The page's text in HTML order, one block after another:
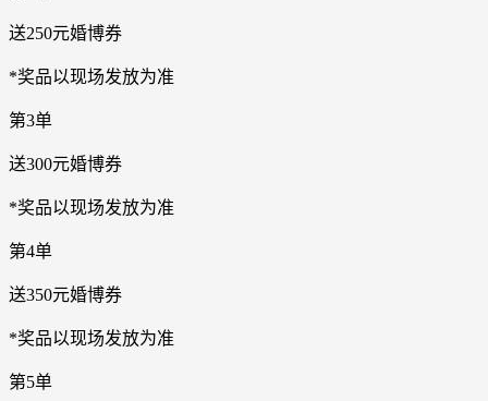
送250元婚博券
*奖品以现场发放为准
第3单
送300元婚博券
*奖品以现场发放为准
第4单
送350元婚博券
*奖品以现场发放为准
第5单